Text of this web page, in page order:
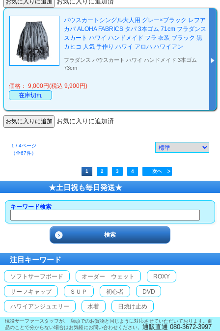
パウスカートシングル大人用 グレー×ブラック レフア
カパ ALOHA FABRICS タパ 3本ゴム 71cm フラダンス
スカート ハワイ ハンドメイド フラ 衣装 ブラック 黒
カヒコ 人気 手作り ハワイ アロハ ハワイアン
フラダンス パウスカート ハワイ ハンドメイド 3本ゴム
73cm
価格： 9,000円(税込 9,900円)
在庫切れ
お気に入りに追加済
1 / 4ページ
（全67件）
1 2 3 4 次へ
★土日祝も毎日発送★
キーワード検索
注目キーワード
ソフトサーフボード オーダー ウェット ROXY
サーフキャップ ＳＵＰ 初心者 DVD
ハワイアンジュエリー 水着 日焼け止め
現役サーファースタッフが、 店頭でのお買物と同じように対応させていただいております。商
品のことで分からない場合はお気軽にお問い合わせください。 通販直通 080-3672-3997